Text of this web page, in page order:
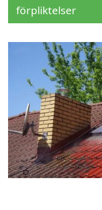
förpliktelser